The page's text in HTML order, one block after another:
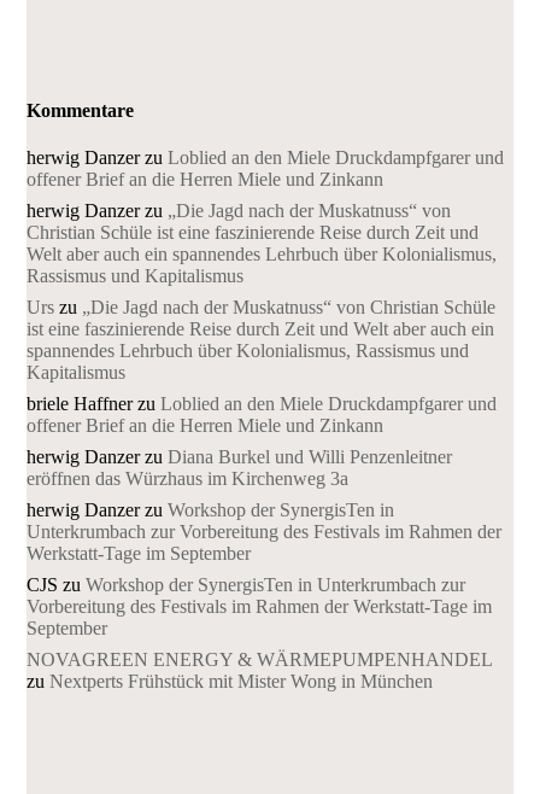
Kommentare
herwig DanzerzuLoblied an den Miele Druckdampfgarer und
offener Brief an die Herren Miele und Zinkann
herwig Danzerzu „Die Jagd nach der Muskatnuss“ von
Christian Schüle ist eine faszinierende Reise durch Zeit und
Welt aber auch ein spannendes Lehrbuch über Kolonialismus,
Rassismus und Kapitalismus
Urs zu „Die Jagd nach der Muskatnuss“ von Christian Schüle
ist eine faszinierende Reise durch Zeit und Welt aber auch ein
spannendes Lehrbuch über Kolonialismus, Rassismus und
Kapitalismus
briele HaffnerzuLoblied an den Miele Druckdampfgarer und
offener Brief an die Herren Miele und Zinkann
herwig DanzerzuDiana Burkel und Willi Penzenleitner
eröffnen das Würzhaus im Kirchenweg 3a
herwig DanzerzuWorkshop der SynergisTen in
Unterkrumbach zur Vorbereitung des Festivals im Rahmen der
Werkstatt-Tage im September
CJS zuWorkshop der SynergisTen in Unterkrumbach zur
Vorbereitung des Festivals im Rahmen der Werkstatt-Tage im
September
NOVAGREEN ENERGY & WÄRMEPUMPENHANDEL
zuNextperts Frühstück mit Mister Wong in München